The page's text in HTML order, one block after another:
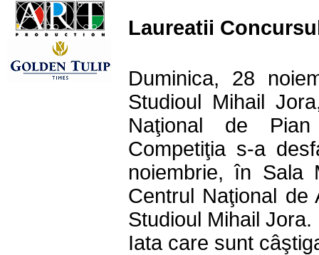
Laureatii
Duminica, 28
Studioul Mihail
Naţional de
Competiţia s-a
noiembrie, în Sala
Centrul Naţional de
Studioul Mihail Jora.
Iata care sunt